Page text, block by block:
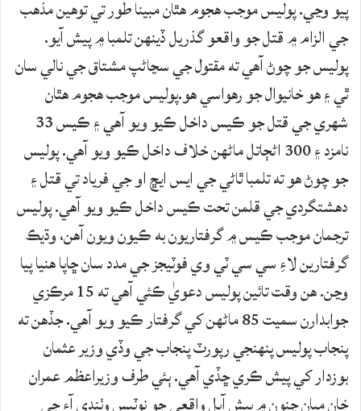
پيو وڃي. پوليس موجب هجوم هٿان مبينا طور تي توهين مذهب
جي الزام ۾ قتل جو واقعو گذريل ڏينهن تلمبا ۾ پيش آيو.
پوليس جو چوڻ آهي ته مقتول جي سڃاڻپ مشتاق جي نالي سان
ٿي ۽ هو خانيوال جو رهواسي هو.پوليس موجب هجوم هٿان
شهري جي قتل جو ڪيس داخل ڪيو ويو آهي ۽ ڪيس 33
نامزد ۽ 300 اڻڄاتل ماڻهن خلاف داخل ڪيو ويو آهي. پوليس
جو چوڻ هو ته تلمبا ٿاڻي جي ايس ايڇ او جي فرياد تي قتل ۽
دهشتگردي جي قلمن تحت ڪيس داخل ڪيو ويو آهي. پوليس
ترجمان موجب ڪيس ۾ گرفتاريون به ڪيون ويون آهن، وڌيڪ
گرفتارين لاءِ سي سي ٽي وي فوٽيجز جي مدد سان ڇاپا هنيا پيا
وڃن. هن وقت تائين پوليس دعويٰ ڪئي آهي ته 15 مرڪزي
جوابدارن سميت 85 ماڻهن کي گرفتار ڪيو ويو آهي. جڏهن ته
پنجاب پوليس پنهنجي رپورٽ پنجاب جي وڏي وزير عثمان
بوزدار کي پيش ڪري ڇڏي آهي. ٻئي طرف وزيراعظم عمران